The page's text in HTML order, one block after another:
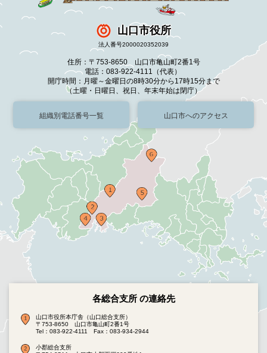
山口市役所
法人番号2000020352039
住所：〒753-8650 山口市亀山町2番1号
電話：083-922-4111（代表）
開庁時間：月曜～金曜日の8時30分から17時15分まで
（土曜・日曜日、祝日、年末年始は閉庁）
組織別電話番号一覧 山口市へのアクセス
各総合支所 の連絡先
山口市役所本庁舎（山口総合支所）
〒753-8650 山口市亀山町2番1号
Tel：083-922-4111
Fax：083-934-2944
小郡総合支所